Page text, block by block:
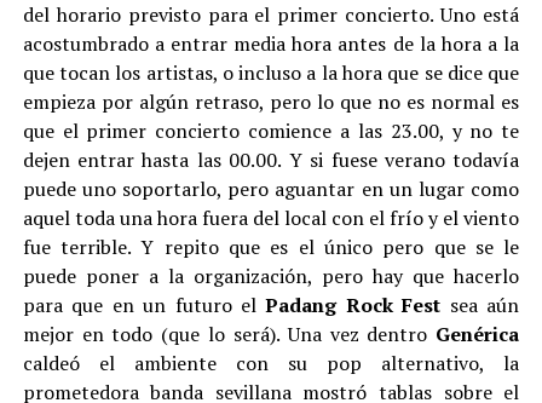
del horario previsto para el primer concierto. Uno está
acostumbrado a entrar media hora antes de la hora a la
que tocan los artistas, o incluso a la hora que se dice que
empieza por algún retraso, pero lo que no es normal es
que el primer concierto comience a las 23.00, y no te
dejen entrar hasta las 00.00. Y si fuese verano todavía
puede uno soportarlo, pero aguantar en un lugar como
aquel toda una hora fuera del local con el frío y el viento
fue terrible. Y repito que es el único pero que se le
puede poner a la organización, pero hay que hacerlo
para que en un futuro elPadang Rock Fest sea aún
mejor en todo (que lo será). Una vez dentro Genérica
caldeó el ambiente con su pop alternativo, la
prometedora banda sevillana mostró tablas sobre el